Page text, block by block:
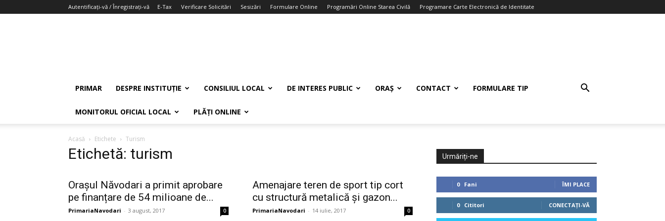
Autentificați-vă / Înregistrați-vă E-Tax Verificare Solicitări Sesizări Formulare Online Programări Online Starea Civilă Programare Carte Electronică de Identitate
PRIMAR DESPRE INSTITUȚIE CONSILIUL LOCAL DE INTERES PUBLIC ORAȘ CONTACT FORMULARE TIP
MONITORUL OFICIAL LOCAL PLĂȚI ONLINE
Acasă Etichete Turism
Etichetă: turism
Orașul Năvodari a primit aprobare
pe finanțare de 54 milioane de...
PrimariaNavodari - 3 august, 2017 0
Amenajare teren de sport tip cort
cu structură metalică și gazon...
PrimariaNavodari - 14 iulie, 2017 0
Urmăriți-ne
0 Fani ÎMI PLACE
0 Cititori CONECTAȚI-VĂ